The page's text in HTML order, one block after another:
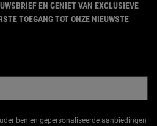
EN GENIET VAN EXCLUSIEVE
TOEGANG TOT ONZE NIEUWSTE
ben en gepersonaliseerde aanbiedingen